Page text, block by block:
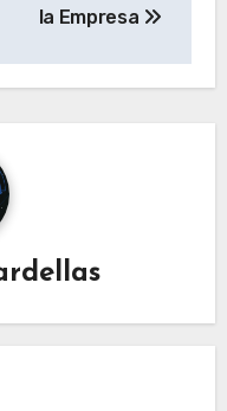
la Empresa